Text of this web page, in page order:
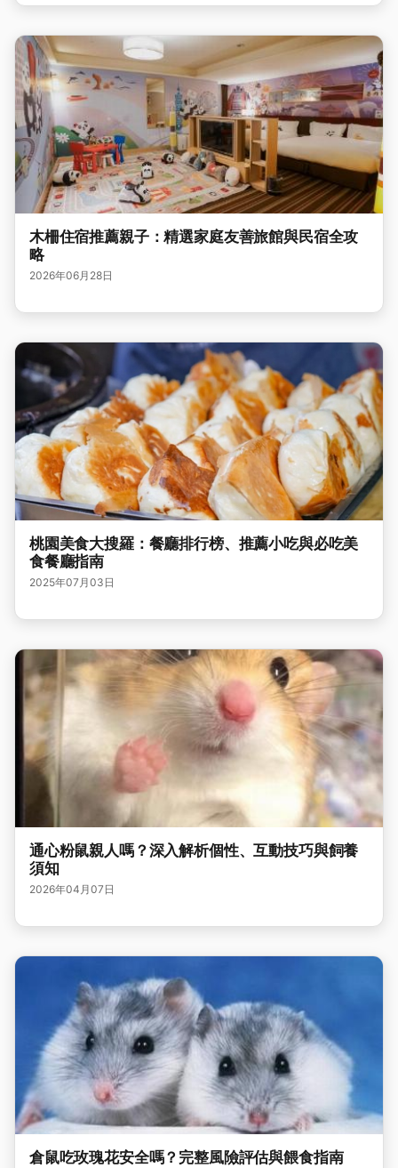
木柵住宿推薦親子：精選家庭友善旅館與民宿全攻
略
2026年06月28日
桃園美食大搜羅：餐廳排行榜、推薦小吃與必吃美
食餐廳指南
2025年07月03日
通心粉鼠親人嗎？深入解析個性、互動技巧與飼養
須知
2026年04月07日
倉鼠吃玫瑰花安全嗎？完整風險評估與餵食指南